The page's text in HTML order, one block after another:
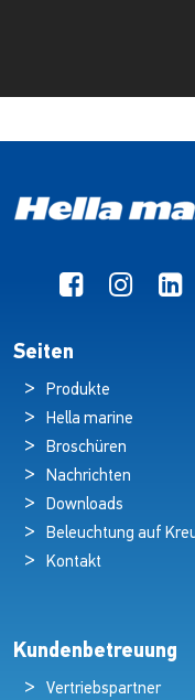
Seiten
Produkte
Hella marine
Broschüren
Nachrichten
Downloads
Beleuchtung auf
Kontakt
Kundenbetreuung
Vertriebspartner